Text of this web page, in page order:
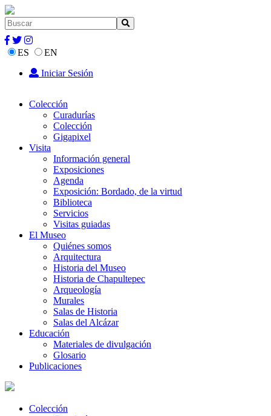
ES
EN
Iniciar Sesión
Colección
Curadurías
Colección
Gigapixel
Visita
Información general
Exposiciones
Agenda
Exposición: Bordado, de la virtud
Biblioteca
Servicios
Visitas guiadas
El Museo
Quiénes somos
Arquitectura
Historia del Museo
Historia de Chapultepec
Arqueología
Murales
Salas de Historia
Salas del Alcázar
Educación
Materiales de divulgación
Glosario
Publicaciones
Colección